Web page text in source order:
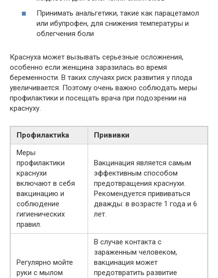
Принимать анальгетики, такие как парацетамол
или ибупрофен, для снижения температуры и
облегчения боли
Краснуха может вызывать серьезные осложнения,
особенно если женщина заразилась во время
беременности. В таких случаях риск развития у плода
увеличивается. Поэтому очень важно соблюдать меры
профилактики и посещать врача при подозрении на
краснуху.
Профилактиka
Прививки
Меры
профилактики
краснухи
включают в себя
вакцинацию и
соблюдение
гигиенических
правил.
Вакцинация является самым
эффективным способом
предотвращения краснухи.
Рекомендуется прививаться
дважды: в возрасте 1 года и 6
лет.
Регулярно мойте
руки с мылом
В случае контакта с
зараженным человеком,
вакцинация может
предотвратить развитие